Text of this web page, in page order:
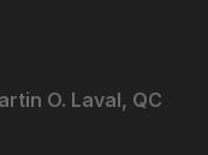
O. Laval, QC